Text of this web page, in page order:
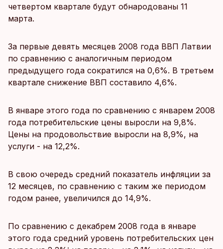
четвертом квартале будут обнародованы 11
марта.
За первые девять месяцев 2008 года ВВП Латвии
по сравнению с аналогичным периодом
предыдущего года сократился на 0,6%. В третьем
квартале снижение ВВП составило 4,6%.
В январе этого года по сравнению с январем 2008
года потребительские цены выросли на 9,8%.
Цены на продовольствие выросли на 8,9%, на
услуги - на 12,2%.
В свою очередь средний показатель инфляции за
12 месяцев, по сравнению с таким же периодом
годом ранее, увеличился до 14,9%.
По сравнению с декабрем 2008 года в январе
этого года средний уровень потребительских цен